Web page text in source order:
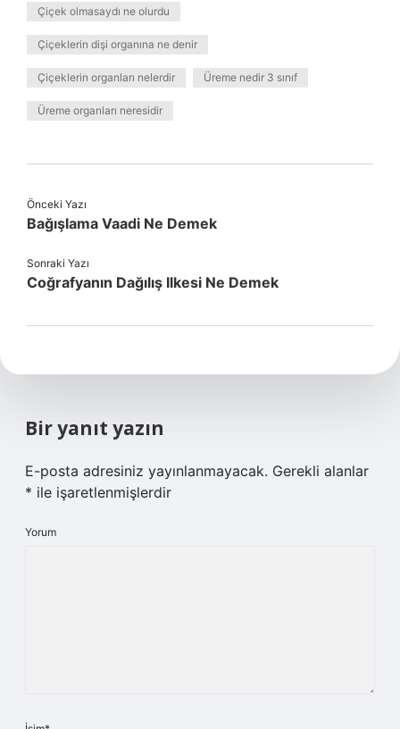
Çiçek olmasaydı ne olurdu
Çiçeklerin dişi organına ne denir
Çiçeklerin organları nelerdir Üreme nedir 3 sınıf
Üreme organları neresidir
Önceki Yazı
Bağışlama Vaadi Ne Demek
Sonraki Yazı
Coğrafyanın Dağılış Ilkesi Ne Demek
Bir yanıt yazın
E-posta adresiniz yayınlanmayacak. Gerekli alanlar
* ile işaretlenmişlerdir
Yorum